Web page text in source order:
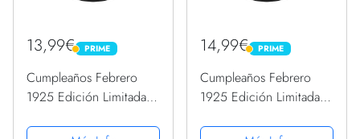
13,99€ PRIME
PRIME
Cumpleaños Febrero
1925 Edición Limitada
14,99€ PRIME
PRIME
Cumpleaños Febrero
1925 Edición Limitada